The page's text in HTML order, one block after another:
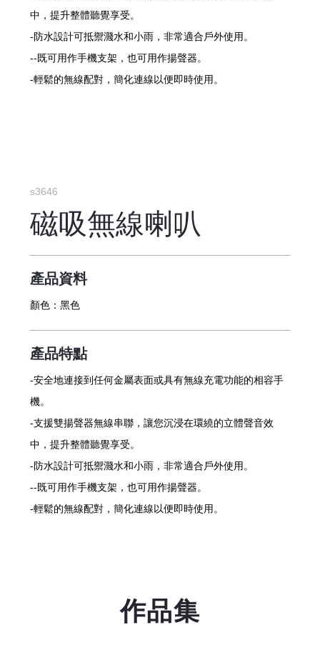
中，提升整體聽覺享受。
-防水設計可抵禦濺水和小雨，非常適合戶外使用。
--既可用作手機支架，也可用作揚聲器。
-輕鬆的無線配對，簡化連線以便即時使用。
s3646
磁吸無線喇叭
產品資料
顏色： 黑色
產品特點
-安全地連接到任何金屬表面或具有無線充電功能的相容手
機。
-支援雙揚聲器無線串聯，讓您沉浸在環繞的立體聲音效
中，提升整體聽覺享受。
-防水設計可抵禦濺水和小雨，非常適合戶外使用。
--既可用作手機支架，也可用作揚聲器。
-輕鬆的無線配對，簡化連線以便即時使用。
作品集